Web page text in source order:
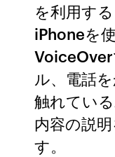
を利用す
iPhoneを
ル、電話
触れてい
内容の説
す。